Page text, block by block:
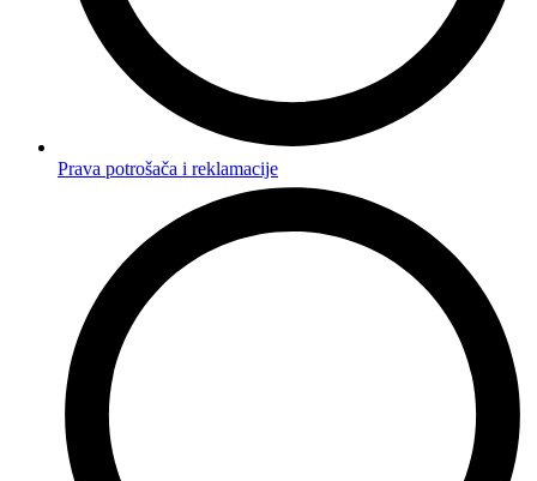
Prava potrošača i reklamacije